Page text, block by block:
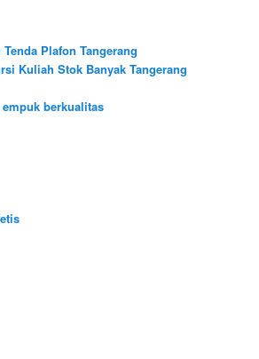
Plafon Tangerang
Kuliah Stok Banyak Tangerang
berkualitas